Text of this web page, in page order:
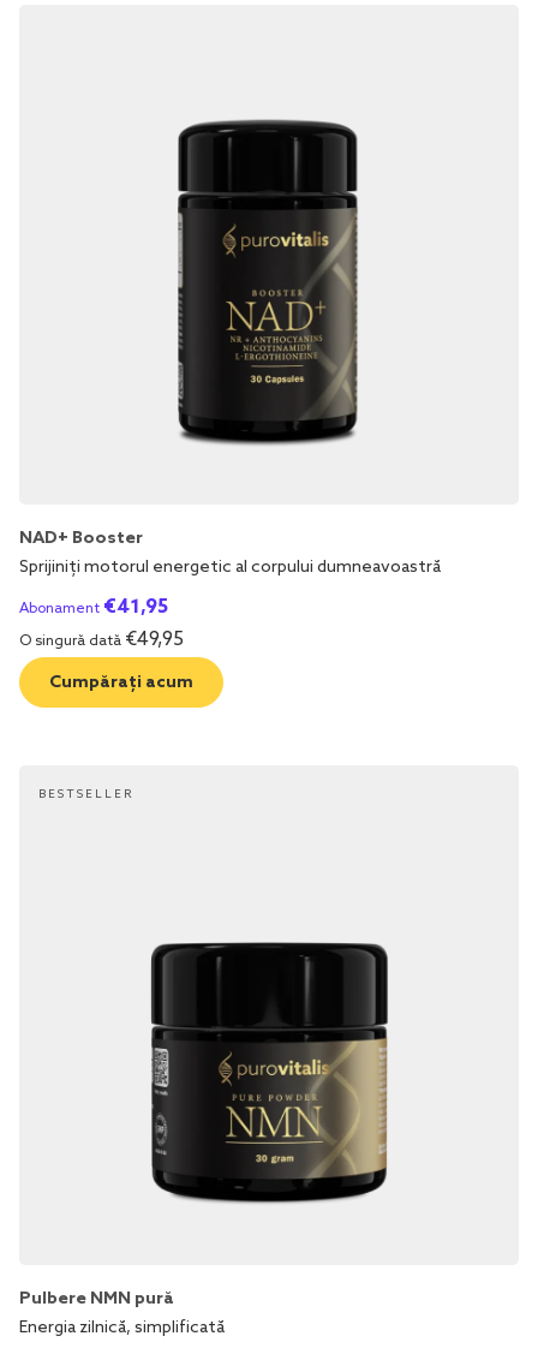
NAD+ Booster
Sprijiniți motorul energetic al corpului dumneavoastră
Abonament €41,95
O singură dată €49,95
Cumpărați acum
BESTSELLER
Pulbere NMN pură
Energia zilnică, simplificată